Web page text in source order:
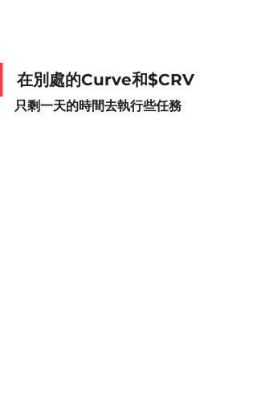
在別處的Curve和$CRV
只剩一天的時間去執行些任務